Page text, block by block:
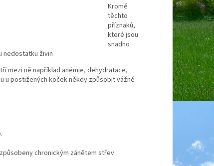
nedostatku živin
Kromě
těchto
příznaků,
které jsou
snadno
mezi ně například anémie, dehydratace,
u postižených koček někdy způsobit vážné
chronickým zánětem střev.